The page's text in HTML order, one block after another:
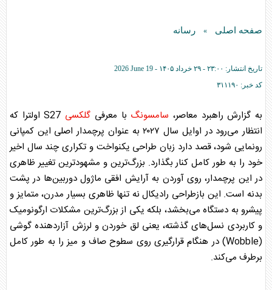
صفحه اصلی » رسانه
تاریخ انتشار: ۲۳:۰۰ - ۲۹ خرداد ۱۴۰۵ -
2026 June 19
کد خبر: ۳۱۱۱۹۰
به گزارش راهبرد معاصر، سامسونگ با معرفی گلکسی
S27 اولترا که
انتظار می‌رود در اوایل سال ۲۰۲۷ به عنوان پرچمدار اصلی این کمپانی
رونمایی شود، قصد دارد زبان طراحی یکنواخت و تکراری چند سال اخیر
خود را به طور کامل کنار بگذارد. بزرگ‌ترین و مشهودترین تغییر ظاهری
در این پرچمدار، روی آوردن به آرایش افقی ماژول دوربین‌ها در پشت
بدنه است. این بازطراحی رادیکال نه تنها ظاهری بسیار مدرن، متمایز و
پیشرو به دستگاه می‌بخشد، بلکه یکی از بزرگ‌ترین مشکلات ارگونومیک
و کاربردی نسل‌های گذشته، یعنی لق خوردن و لرزش آزاردهنده گوشی
(Wobble) در هنگام قرارگیری روی سطوح صاف و میز را به طور کامل
برطرف می‌کند.